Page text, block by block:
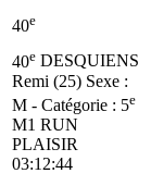
40e
40e DESQUIENS
Remi (25) Sexe :
M - Catégorie : 5e
M1 RUN
PLAISIR
03:12:44